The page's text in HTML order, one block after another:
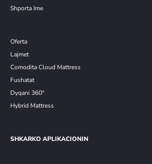
Shporta Ime
Oferta
Lajmet
Comodita Cloud Mattress
Fushatat
Dyqani 360°
Hybrid Mattress
SHKARKO APLIKACIONIN